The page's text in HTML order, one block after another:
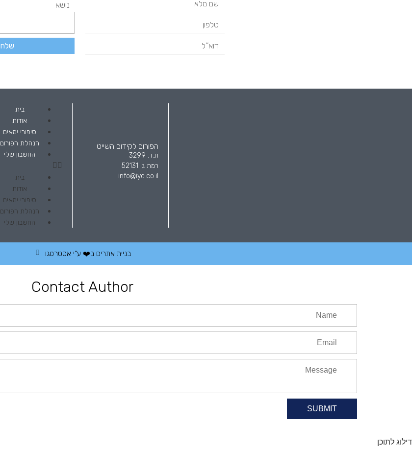
נושא
שלח
הפורום לקידום השייט
ת.ד. 3299
רמת גן 52131
info@iyc.co.il
בית
אודות
סיפורי ימאים
הנהלת הפורום
החשבון שלי
בית
אודות
סיפורי ימאים
הנהלת הפורום
החשבון שלי
בניית אתרים ב❤️ ע"י אסטרטגו
Contact Author
SUBMIT
דילוג לתוכן